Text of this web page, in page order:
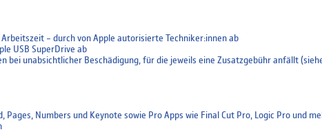
– durch von Apple autorisierte Techniker:innen ab
USB SuperDrive ab
bei unabsichtlicher Beschädigung, für die jeweils eine Zusatzgebühr anfällt
Pages, Numbers und Keynote sowie Pro Apps wie Final Cut Pro, Logic Pro und